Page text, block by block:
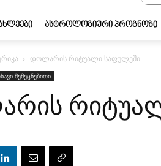
ᲐᲡᲢᲠᲝᲚᲝᲒᲘᲣᲠᲘ ᲞᲠᲝᲒᲜᲝᲖᲘ
დოლარის რიტუალი საფულეში
შემეცნებითი